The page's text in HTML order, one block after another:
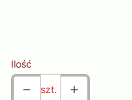
Poszczególne warianty
Ilość
szt.